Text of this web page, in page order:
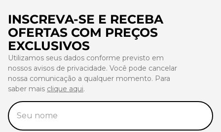
INSCREVA-SE E RECEBA
OFERTAS COM PREÇOS
EXCLUSIVOS
Utilizamos seus dados conforme previsto em
nossos avisos de privacidade. Você pode cancelar
nossa comunicação a qualquer momento. Para
saber mais clique aqui.